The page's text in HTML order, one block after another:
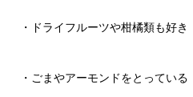
・ドライフルーツや柑橘類も好き
・ごまやアーモンドをとっている